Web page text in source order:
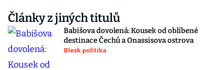
Články z jiných titulů
Babišova dovolená: Kousek od oblíbené
destinace Čechů a Onassisova ostrova
Blesk politika